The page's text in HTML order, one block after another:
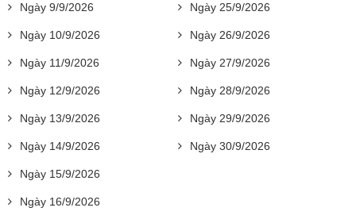
Ngày 9/9/2026
Ngày 10/9/2026
Ngày 11/9/2026
Ngày 12/9/2026
Ngày 13/9/2026
Ngày 14/9/2026
Ngày 15/9/2026
Ngày 16/9/2026
Ngày 25/9/2026
Ngày 26/9/2026
Ngày 27/9/2026
Ngày 28/9/2026
Ngày 29/9/2026
Ngày 30/9/2026